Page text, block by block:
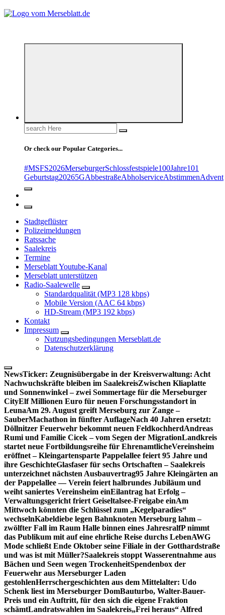
Search
for:
Or check our Popular Categories...
#MSFS2026MerseburgerSchlossfestspiele100Jahre101
Geburtstag20265GAbbestraßeAbholserviceAbstimmenAdvent
Stadtgeflüster
Polizeimeldungen
Ratssache
Saalekreis
Termine
Merseblatt Youtube-Kanal
Merseblatt unterstützen
Radio-Saalewelle
Standardqualität (MP3 128 kbps)
Mobile Version (AAC 64 kbps)
HD-Stream (MP3 192 kbps)
Kontakt
Impressum
Nutzungsbedingungen Merseblatt.de
Datenschutzerklärung
NewsTicker: Zeugnisübergabe in der Kreisverwaltung: Acht
Nachwuchskräfte bleiben im SaalekreisZwischen Kliaplatte
und Sonnenwinkel – zwei Sommertage für die Merseburger
CityElf Millionen Euro für neuen Forschungsstandort in
LeunaAm 29. August greift Merseburg zur Zange –
SauberMachathon in fünfter AuflageNach 40 Jahren ersetzt:
Döllnitzer Feuerwehr bekommt neuen FeldkochherdAndreas
Rumi und Familie Cicek – vom Segen der MigrationLandkreis
startet neue Fortbildungsreihe für EhrenamtlicheVereinsheim
eröffnet – Kleingartensparte Pappelallee feiert 95 Jahre und
ihre GeschichteGlasfaser für sechs Ortschaften – Saalekreis
unterzeichnet nächsten Ausbauvertrag95 Jahre Kleingärten an
der Pappelallee — Verein feiert halbrundes Jubiläum und
weiht saniertes Vereinsheim einEilantrag hat Erfolg –
Verwaltungsgericht friert Geiseltalsee-Freigabe einAm
Mittwoch könnten die Schlüssel zum „Kegelparadies“
wechselnKabeldiebe legen Bahnknoten Merseburg lahm –
zwölfter Fall im Raum Halle binnen eines JahresralfP nimmt
das Publikum mit auf eine ehrliche Reise durchs LebenAWG
Mode schließt Ende Oktober seine Filiale in der Gotthardstraße
und was ist mit Müller?Saalekreis stoppt Wasserentnahme aus
Bächen und Seen wegen TrockenheitSpendenbox der
Feuerwehr aus Merseburger Laden
gestohlenHerrschergeschichten aus dem Mittelalter: Udo
Schenk liest im Merseburger DomBauturbo, Walter-Bauer-
Preis und ein Auftritt, für den sich die eigene Fraktion
schämtLandratswahlen im Saalekreis„Frei heraus“ Alfred